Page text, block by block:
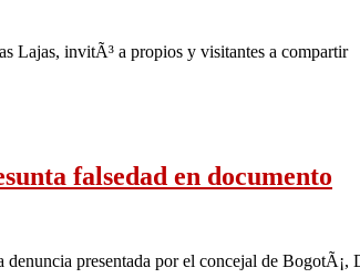
Lajas, invitÃ³ a propios y visitantes a compartir
falsedad en documento
presentada por el concejal de BogotÃ¡,